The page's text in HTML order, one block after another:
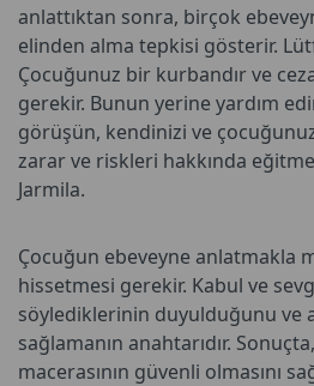
anlattıktan sonra, birçok
elinden alma tepkisi gösterir.
Çocuğunuz bir kurbandır ve
gerekir. Bunun yerine yardım
görüşün, kendinizi ve
zarar ve riskleri hakkında
Jarmila.
Çocuğun ebeveyne anlatmakla
hissetmesi gerekir. Kabul ve
söylediklerinin duyulduğunu ve
sağlamanın anahtarıdır.
macerasının güvenli olmasını